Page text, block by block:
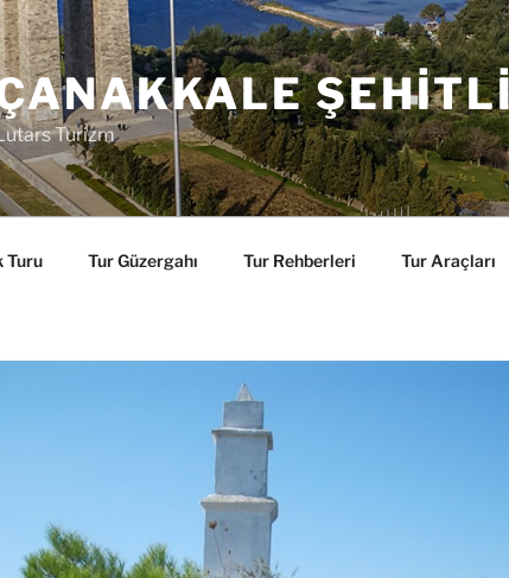
Turizm
Turu Tur Güzergahı Tur Rehberleri Tur Araçları